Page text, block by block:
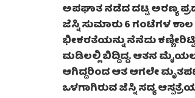
ಅಪಘಾತ ನಡೆದ ದಟ್ಟ ಅರಣ್ಯ
ಜೆಸ್ನಿ ಸುಮಾರು 6 ಗಂಟೆಗಳ
ಭೀಕರತೆಯನ್ನು ನೆನೆದು
ಮಡಿಲಲ್ಲಿ ಬಿದ್ದಿದ್ದ. ಆತನ
ಆಗಿದ್ದರಿಂದ ಆತ ಆಗಲೇ
ಒಳಗಾಗಿರುವ ಜೆಸ್ನಿ ಸದ್ಯ